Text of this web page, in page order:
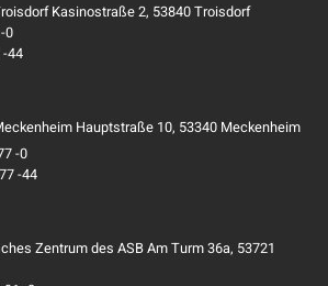
Kasinostraße 2, 53840 Troisdorf
0
-44
Hauptstraße 10, 53340 Meckenheim
-0
-44
Zentrum des ASB Am Turm 36a, 53721